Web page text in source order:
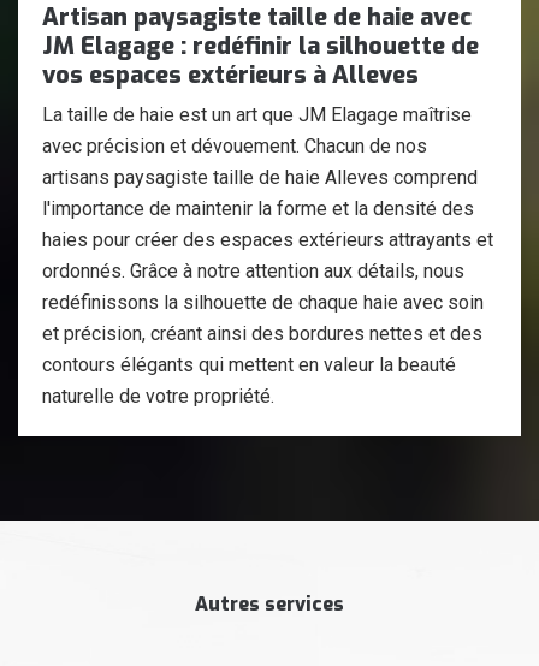
Artisan paysagiste taille de haie avec
JM Elagage : redéfinir la silhouette de
vos espaces extérieurs à Alleves
La taille de haie est un art que JM Elagage maîtrise
avec précision et dévouement. Chacun de nos
artisans paysagiste taille de haie Alleves comprend
l'importance de maintenir la forme et la densité des
haies pour créer des espaces extérieurs attrayants et
ordonnés. Grâce à notre attention aux détails, nous
redéfinissons la silhouette de chaque haie avec soin
et précision, créant ainsi des bordures nettes et des
contours élégants qui mettent en valeur la beauté
naturelle de votre propriété.
Autres services